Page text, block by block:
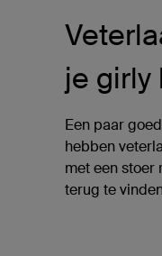
je girly
Een paar
hebben
met een stoer
terug te